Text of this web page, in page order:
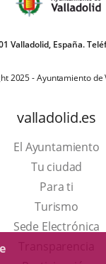
Valladolid, España.
2025 - Ayuntamiento de
valladolid.es
El Ayuntamiento
Tu ciudad
Para ti
TurismoEste
enlace
Sede Electrónica